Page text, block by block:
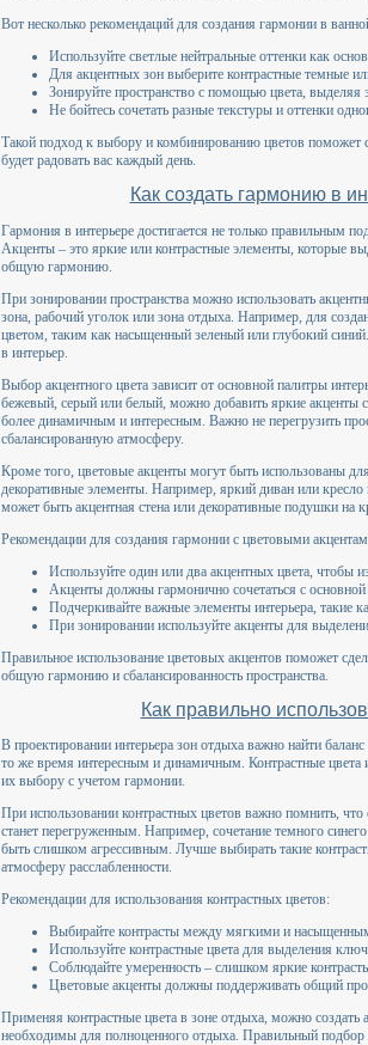
Вот несколько рекомендаций для создания гармонии в
Используйте светлые нейтральные оттенки как
Для акцентных зон выберите контрастные темные
Зонируйте пространство с помощью цвета, выделяя
Не бойтесь сочетать разные текстуры и оттенки
Такой подход к выбору и комбинированию цветов поможет
будет радовать вас каждый день.
Как создать гармонию в
Гармония в интерьере достигается не только правильным
Акценты – это яркие или контрастные элементы, которые
общую гармонию.
При зонировании пространства можно использовать
зона, рабочий уголок или зона отдыха. Например, для
цветом, таким как насыщенный зеленый или глубокий
в интерьер.
Выбор акцентного цвета зависит от основной палитры
бежевый, серый или белый, можно добавить яркие
более динамичным и интересным. Важно не перегрузить
сбалансированную атмосферу.
Кроме того, цветовые акценты могут быть использованы
декоративные элементы. Например, яркий диван или
может быть акцентная стена или декоративные подушки на
Рекомендации для создания гармонии с цветовыми
Используйте один или два акцентных цвета, чтобы
Акценты должны гармонично сочетаться с
Подчеркивайте важные элементы интерьера, такие
При зонировании используйте акценты для
Правильное использование цветовых акцентов поможет
общую гармонию и сбалансированность пространства.
Как правильно
В проектировании интерьера зон отдыха важно найти
то же время интересным и динамичным. Контрастные цвета
их выбору с учетом гармонии.
При использовании контрастных цветов важно помнить,
станет перегруженным. Например, сочетание темного
быть слишком агрессивным. Лучше выбирать такие
атмосферу расслабленности.
Рекомендации для использования контрастных цветов:
Выбирайте контрасты между мягкими и
Используйте контрастные цвета для выделения
Соблюдайте умеренность – слишком яркие
Цветовые акценты должны поддерживать общий
Применяя контрастные цвета в зоне отдыха, можно
необходимы для полноценного отдыха. Правильный